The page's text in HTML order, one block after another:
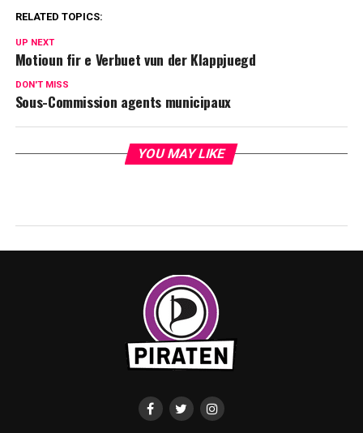
RELATED TOPICS:
UP NEXT
Motioun fir e Verbuet vun der Klappjuegd
DON'T MISS
Sous-Commission agents municipaux
YOU MAY LIKE